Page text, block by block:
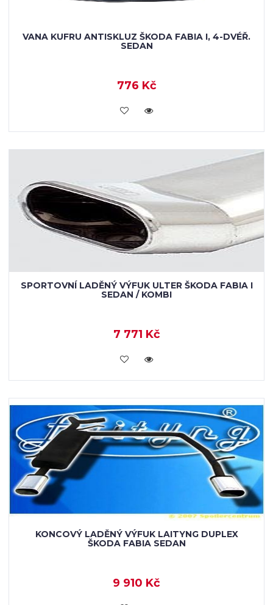
VANA KUFRU ANTISKLUZ ŠKODA FABIA I, 4-DVÉŘ.
SEDAN
776 Kč
KOUPIT
SPORTOVNÍ LADĚNÝ VÝFUK ULTER ŠKODA FABIA I
SEDAN / KOMBI
7 771 Kč
KOUPIT
KONCOVÝ LADĚNÝ VÝFUK LAITYNG DUPLEX
ŠKODA FABIA SEDAN
9 910 Kč